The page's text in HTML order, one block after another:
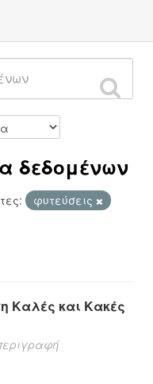
δεδομένων
φυτεύσεις
Καλές και Κακές